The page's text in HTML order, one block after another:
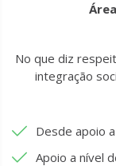
No que diz
integração
Desde apoio
Apoio a nível